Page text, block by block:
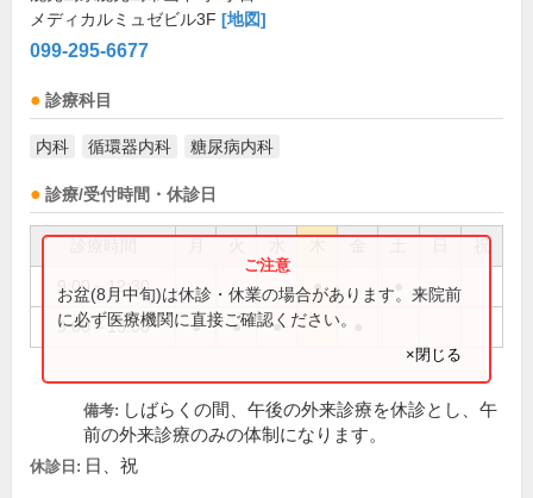
メディカルミュゼビル3F [地図]
099-295-6677
診療科目
内科 循環器内科 糖尿病内科
診療/受付時間・休診日
祝
9:00～12:30 ●
9:00～13:00 ● ● ●
お盆(8月中旬)は休診・休業の場合があります。来院前
に必ず医療機関に直接ご確認ください。
×閉じる
備考: しばらくの間、午後の外来診療を休診とし、午
前の外来診療のみの体制になります。
休診日: 日、祝